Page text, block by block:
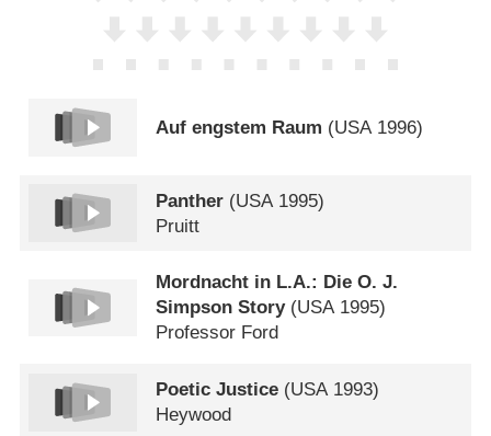
Auf engstem Raum (USA1996)
Panther (USA 1995)
Pruitt
Mordnacht in L.A.: Die O. J.
Simpson Story(USA1995)
Professor Ford
Poetic Justice (USA1993)
Heywood